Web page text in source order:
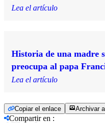
Lea el artículo
Historia de una madre
preocupa al papa
Lea el artículo
Copiar el enlace Archivar
Compartir en :